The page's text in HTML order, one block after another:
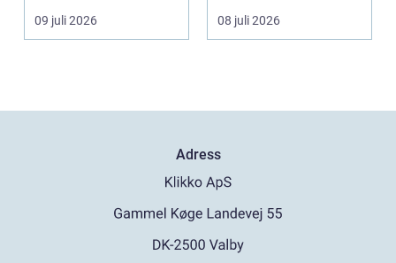
underverk fö...
09 juli 2026
vill ha en tandläkare
s...
08 juli 2026
Adress